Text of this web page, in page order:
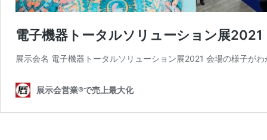
電子機器トータルソリューション展
展示会名 電子機器トータルソリューション展2021 会場の様
展示会営業®で売上最大化